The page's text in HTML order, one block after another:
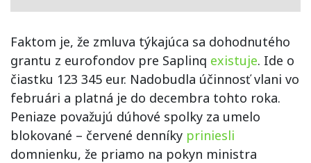
Faktom je, že zmluva týkajúca sa dohodnutého
grantu z eurofondov pre Saplinq existuje. Ide o
čiastku 123 345 eur. Nadobudla účinnosť vlani vo
februári a platná je do decembra tohto roka.
Peniaze považujú dúhové spolky za umelo
blokované – červené denníky priniesli
domnienku, že priamo na pokyn ministra